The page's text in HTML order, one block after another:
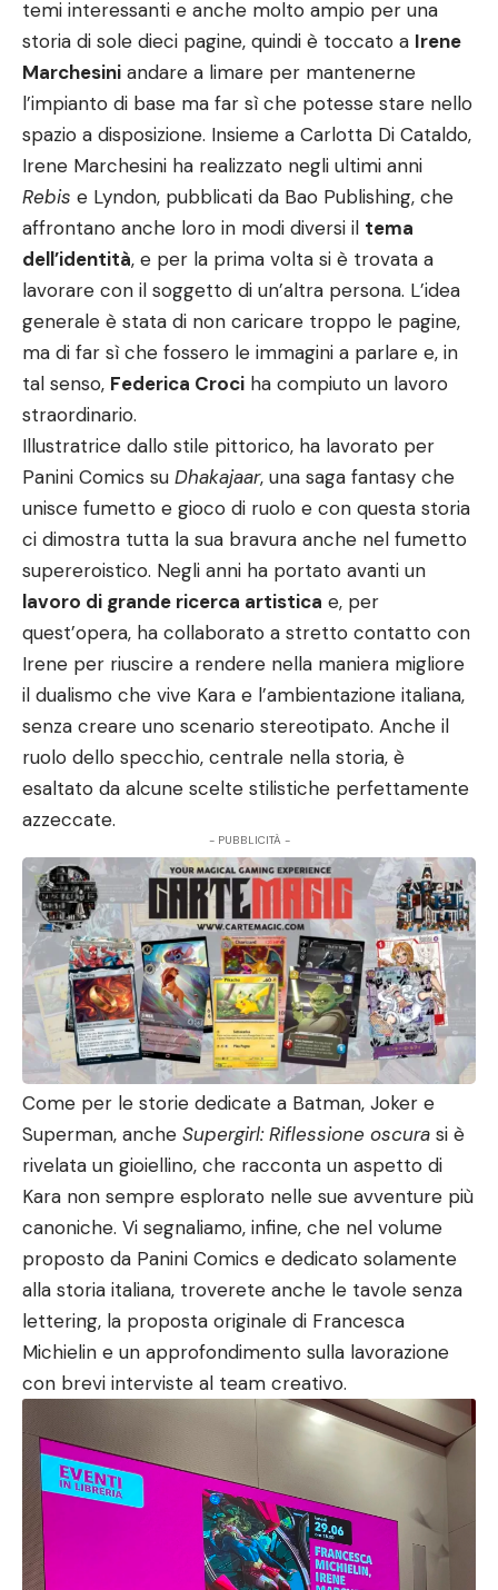
temi interessanti e anche molto ampio per una
storia di sole dieci pagine, quindi è toccato a Irene
Marchesini andare a limare per mantenerne
l’impianto di base ma far sì che potesse stare nello
spazio a disposizione. Insieme a Carlotta Di Cataldo,
Irene Marchesini ha realizzato negli ultimi anni
Rebis e Lyndon, pubblicati da Bao Publishing, che
affrontano anche loro in modi diversi il tema
dell’identità, e per la prima volta si è trovata a
lavorare con il soggetto di un’altra persona. L’idea
generale è stata di non caricare troppo le pagine,
ma di far sì che fossero le immagini a parlare e, in
tal senso, Federica Croci ha compiuto un lavoro
straordinario.
Illustratrice dallo stile pittorico, ha lavorato per
Panini Comics su Dhakajaar, una saga fantasy che
unisce fumetto e gioco di ruolo e con questa storia
ci dimostra tutta la sua bravura anche nel fumetto
supereroistico. Negli anni ha portato avanti un
lavoro di grande ricerca artistica e, per
quest’opera, ha collaborato a stretto contatto con
Irene per riuscire a rendere nella maniera migliore
il dualismo che vive Kara e l’ambientazione italiana,
senza creare uno scenario stereotipato. Anche il
ruolo dello specchio, centrale nella storia, è
esaltato da alcune scelte stilistiche perfettamente
azzeccate.
- PUBBLICITÀ -
Come per le storie dedicate a Batman, Joker e
Superman, anche Supergirl: Riflessione oscura si è
rivelata un gioiellino, che racconta un aspetto di
Kara non sempre esplorato nelle sue avventure più
canoniche. Vi segnaliamo, infine, che nel volume
proposto da Panini Comics e dedicato solamente
alla storia italiana, troverete anche le tavole senza
lettering, la proposta originale di Francesca
Michielin e un approfondimento sulla lavorazione
con brevi interviste al team creativo.